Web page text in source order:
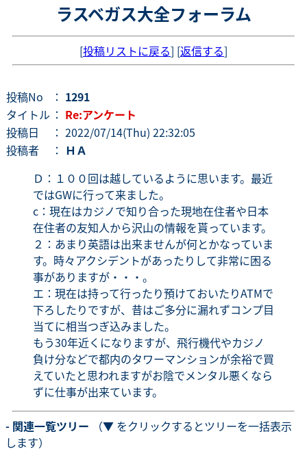
ラスベガス大全フォーラム
[投稿リストに戻る] [返信する]
投稿No ： 1291
タイトル ： Re:アンケート
投稿日
： 2022/07/14(Thu) 22:32:05
投稿者
： ＨＡ
Ｄ：１００回は越しているように思います。最近
ではGWに行って来ました。
c：現在はカジノで知り合った現地在住者や日本
在住者の友知人から沢山の情報を貰っています。
２：あまり英語は出来ませんが何とかなっていま
す。時々アクシデントがあったりして非常に困る
事がありますが・・・。
エ：現在は持って行ったり預けておいたりATMで
下ろしたりですが、昔はご多分に漏れずコンプ目
当てに相当つぎ込みました。
もう30年近くになりますが、飛行機代やカジノ
負け分などで都内のタワーマンションが余裕で買
えていたと思われますがお陰でメンタル悪くなら
ずに仕事が出来ています。
- 関連一覧ツリー （▼ をクリックするとツリーを一括表示
します）